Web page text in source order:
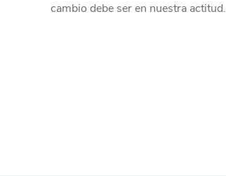
cambio debe ser en nuestra actitud.